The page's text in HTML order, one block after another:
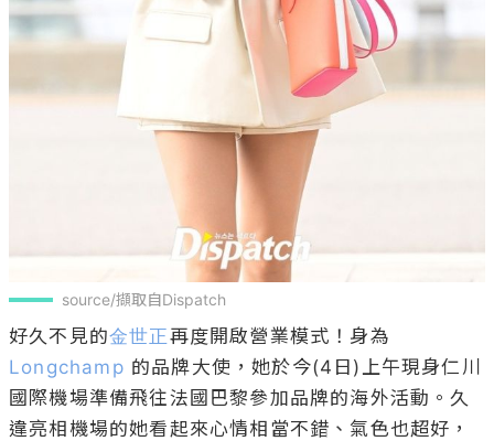
source/擷取自Dispatch
好久不見的金世正
Longchamp 的品牌大使，她於今(4日)上午現身仁川
國際機場準備飛往法國巴黎參加品牌的海外活動。久
違亮相機場的她看起來心情相當不錯、氣色也超好，